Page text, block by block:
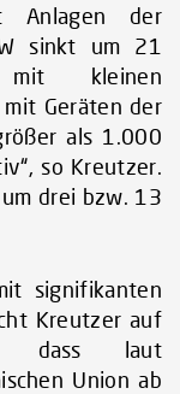
Anlagen der
sinkt um 21
mit kleinen
Geräten der
als 1.000
so Kreutzer.
drei bzw. 13
signifikanten
Kreutzer auf
dass laut
Union ab